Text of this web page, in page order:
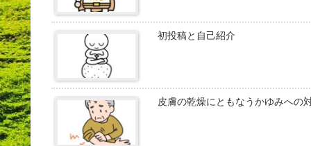
初投稿と自己紹介
皮膚の乾燥にともなうかゆみへの